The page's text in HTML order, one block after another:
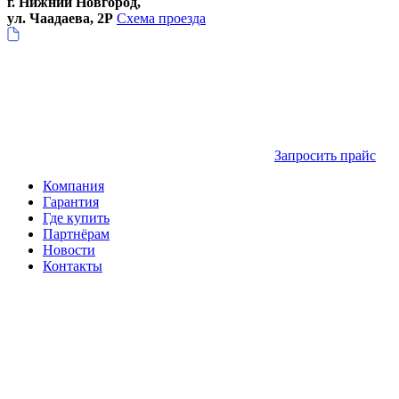
ул. Чаадаева, 2Р Схема проезда
Запросить прайс
Компания
Гарантия
Где купить
Партнёрам
Новости
Контакты